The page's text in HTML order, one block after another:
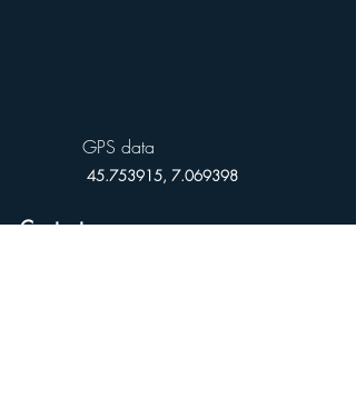
GPS data
45.753915, 7.069398
Contact person